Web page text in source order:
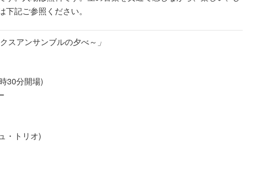
記ご参照ください。
スアンサンブルの夕べ～ 」
分開場)
・トリオ)